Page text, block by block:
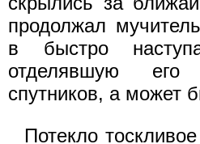
продолжал
в быстро
отделявшую
спутников, а может
Потекло